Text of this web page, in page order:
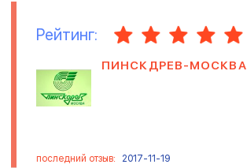
Рейтинг:
ПИНСКДРЕВ-МОСКВА
последний отзыв: 2017-11-19